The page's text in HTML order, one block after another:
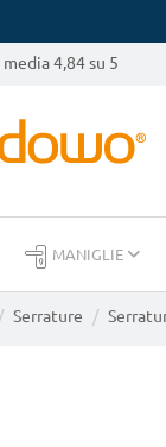
| media 4,84 su 5
MANIGLIE
Serrature